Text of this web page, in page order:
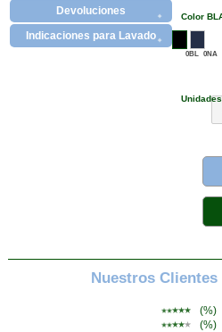
Devoluciones
Indicaciones para Lavado
Color
0BL 0NA
Nuestros Clientes
(%)
(%)